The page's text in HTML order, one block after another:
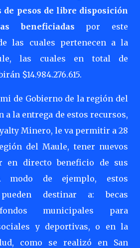
pesos de libre disposición
beneficiadas por este
las cuales pertenecen a la
las cuales en total de
$14.984.276.615.
de Gobierno de la región del
a la entrega de estos recursos,
Minero, le va permitir a 28
del Maule, tener nuevos
en directo beneficio de sus
modo de ejemplo, estos
destinar a: becas
municipales para
y deportivas, o en la
como se realizó en San